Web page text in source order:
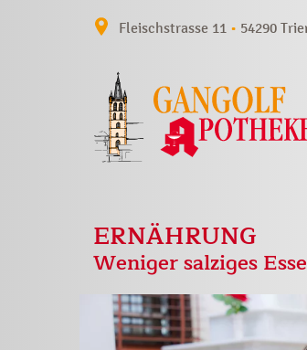
Fleischstrasse 11 • 54290
ERNÄHRUNG
Weniger salziges